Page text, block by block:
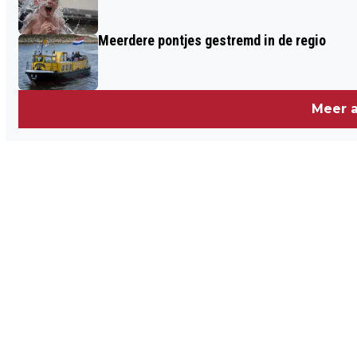
Meerdere pontjes gestremd in de regio
Meer